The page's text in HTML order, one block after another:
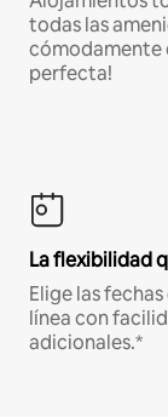
todas las
cómodamente
perfecta!
La flexibilidad
Elige las
línea con
adicionales.*